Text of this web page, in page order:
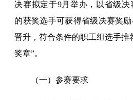
决赛拟定于9月举办，以省级
的获奖选手可获得省级决赛奖
晋升，符合条件的职工组选手推
奖章”。
（一）参赛要求